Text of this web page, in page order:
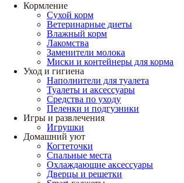
Кормление
Сухой корм
Ветеринарные диеты
Влажный корм
Лакомства
Заменители молока
Миски и контейнеры для корма
Уход и гигиена
Наполнители для туалета
Туалеты и аксессуары
Средства по уходу
Пеленки и подгузники
Игры и развлечения
Игрушки
Домашний уют
Когтеточки
Спальные места
Охлаждающие аксессуары
Дверцы и решетки